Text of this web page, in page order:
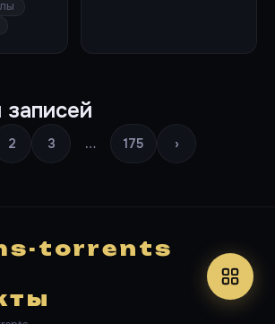
записей
2 3 … 175 ›
torrents